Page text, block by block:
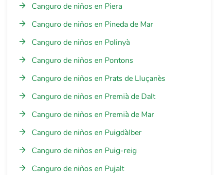
Canguro de niños en Piera
Canguro de niños en Pineda de Mar
Canguro de niños en Polinyà
Canguro de niños en Pontons
Canguro de niños en Prats de Lluçanès
Canguro de niños en Premià de Dalt
Canguro de niños en Premià de Mar
Canguro de niños en Puigdàlber
Canguro de niños en Puig-reig
Canguro de niños en Pujalt